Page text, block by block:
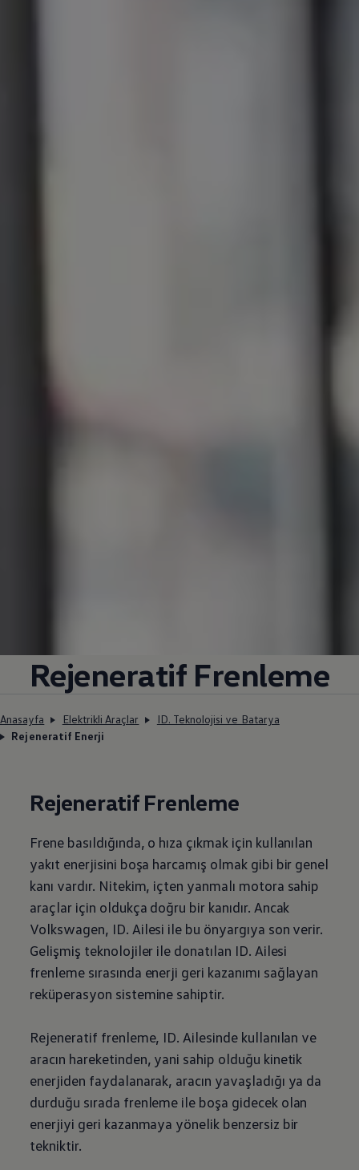
Rejeneratif Frenleme
Anasayfa Elektrikli Araçlar
ID. Teknolojisi ve Batarya
Rejeneratif Enerji
Rejeneratif Frenleme
Frene basıldığında, o hıza çıkmak için kullanılan
yakıt enerjisini boşa harcamış olmak gibi bir genel
kanı vardır. Nitekim, içten yanmalı motora sahip
araçlar için oldukça doğru bir kanıdır. Ancak
Volkswagen, ID. Ailesi ile bu önyargıya son verir.
Gelişmiş teknolojiler ile donatılan ID. Ailesi
frenleme sırasında enerji geri kazanımı sağlayan
reküperasyon sistemine sahiptir.
Rejeneratif frenleme, ID. Ailesinde kullanılan ve
aracın hareketinden, yani sahip olduğu kinetik
enerjiden faydalanarak, aracın yavaşladığı ya da
durduğu sırada frenleme ile boşa gidecek olan
enerjiyi geri kazanmaya yönelik benzersiz bir
tekniktir.